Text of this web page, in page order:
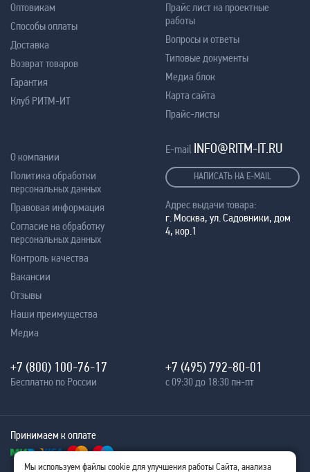
Оптовикам
Способы оплаты
Доставка
Возврат товаров
Гарантия
Клуб РИТМ-ИТ
Прайс лист на проектные
работы
Вопросы и ответы
Типовые документы
Медиа блок
Карта сайта
Прайс-листы
О компании
Политика обработки
персональных данных
Правовая информация
Согласие на обработку
персональных данных
Контроль качества
Вакансии
Отзывы
Наши преимущества
Медиа
E-mail INFO@RITM-IT.RU
НАПИСАТЬ НА E-MAIL
Адрес выдачи товара:
г. Москва, ул. Садовники, дом
4, кор.1
+7 (800) 100-76-17
Бесплатно по России
+7 (495) 792-80-01
с 09:30 до 18:30 пн-пт
Принимаем к оплате
Мы используем файлы cookie для улучшения работы Сайта, анализа